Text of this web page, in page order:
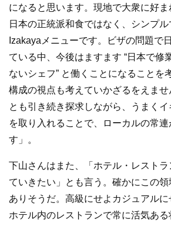
になると思います。現地で大衆に好
日本の正統派和食ではなく、シンプ
Izakayaメニューです。ビザの問題で
ている中、今後はますます “日本で修
ないシェフ” と働くことになることを
構成の視点も考えていかざるをえま
とも引き続き探求しながら、うまく
を取り入れることで、ローカルの常
す」。
下山さんはまた、「ホテル・レストラ
ていきたい」とも言う。確かにこの
ありそうだ。高級にせよカジュアル
ホテル内のレストランで常に活気あ